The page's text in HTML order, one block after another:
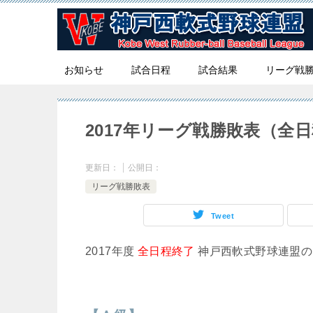
お知らせ 試合日程 試合結果 リーグ戦
2017年リーグ戦勝敗表（全
更新日：
公開日：
リーグ戦勝敗表
Tweet
2017年度 全日程終了 神戸西軟式野球連盟